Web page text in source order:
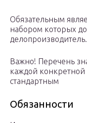
Обязательным
набором которых
делопроизводитель.
Важно! Перечень
каждой конкретной
стандартным
Обязанности